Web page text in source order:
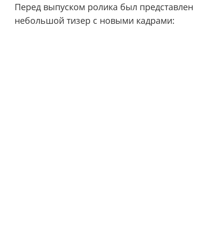
Перед выпуском ролика был представлен
небольшой тизер с новыми кадрами: